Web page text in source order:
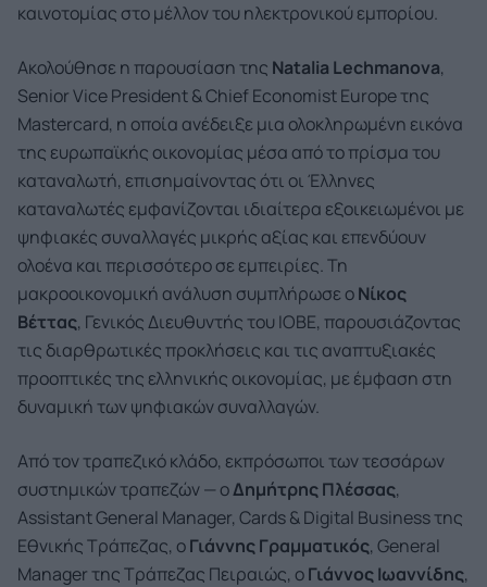
καινοτομίας στο μέλλον του ηλεκτρονικού εμπορίου.
Ακολούθησε η παρουσίαση της Natalia Lechmanova,
Senior Vice President & Chief Economist Europe της
Mastercard, η οποία ανέδειξε μια ολοκληρωμένη εικόνα
της ευρωπαϊκής οικονομίας μέσα από το πρίσμα του
καταναλωτή, επισημαίνοντας ότι οι Έλληνες
καταναλωτές εμφανίζονται ιδιαίτερα εξοικειωμένοι με
ψηφιακές συναλλαγές μικρής αξίας και επενδύουν
ολοένα και περισσότερο σε εμπειρίες. Τη
μακροοικονομική ανάλυση συμπλήρωσε οΝίκος
Βέττας, Γενικός Διευθυντής του ΙΟΒΕ, παρουσιάζοντας
τις διαρθρωτικές προκλήσεις και τις αναπτυξιακές
προοπτικές της ελληνικής οικονομίας, με έμφαση στη
δυναμική των ψηφιακών συναλλαγών.
Από τον τραπεζικό κλάδο, εκπρόσωποι των τεσσάρων
συστημικών τραπεζών — οΔημήτρης Πλέσσας,
Assistant General Manager, Cards & Digital Business της
Εθνικής Τράπεζας, οΓιάννης Γραμματικός, General
Manager της Τράπεζας Πειραιώς, οΓιάννος Ιωαννίδης,